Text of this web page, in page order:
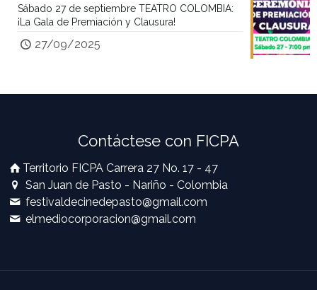
Sábado 27 de septiembre TEATRO COLOMBIA:
¡La Gala de Premiación y Clausura!
27/09/2025
Contáctese con FICPA
Territorio FICPA Carrera 27 No. 17 - 47
San Juan de Pasto - Nariño - Colombia
festivaldecinedepasto@gmail.com
elmediocorporacion@gmail.com